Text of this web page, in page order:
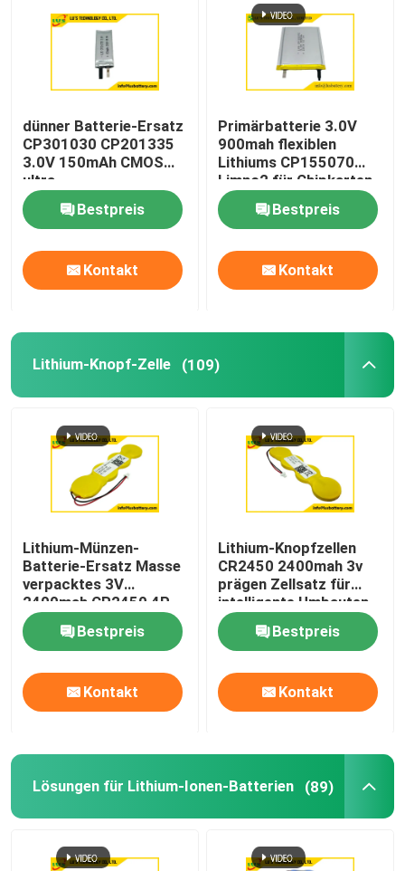
Qualitätskontrolle
Treten Sie mit uns in Verbindung
Nachrichten
Lithium-Thionylchlorid-Batterie
Lithium-Mangan-Dioxid-Batterie
Ultra dünne Batterie
Lithium-Knopf-Zelle
Lösungen für Lithium-Ionen-Batterien
Wieder aufladbare Lithiumpolymerbatterie
Lithium-Batterie-Ladegeräte
1,2 v-Akku
dünner Batterie-Ersatz
CP301030 CP201335
3.0V 150mAh CMOS
ultra
Bestpreis
Kontakt
Primärbatterie 3.0V
900mah flexiblen
Lithiums CP155070
Limno2 für Chipkarten
Bestpreis
Kontakt
Lithium-Knopf-Zelle (109)
Lithium-Münzen-
Batterie-Ersatz Masse
verpacktes 3V
2400mah CR2450 4P
Bestpreis
Kontakt
Lithium-Knopfzellen
CR2450 2400mah 3v
prägen Zellsatz für
intelligente Umbauten
Bestpreis
Kontakt
Lösungen für Lithium-Ionen-Batterien (89)